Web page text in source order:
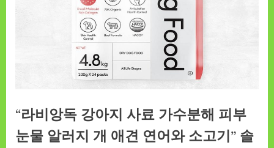
“라비앙독 강아지 사료 가수분해 피부
눈물 알러지 개 애견 연어와 소고기” 솔